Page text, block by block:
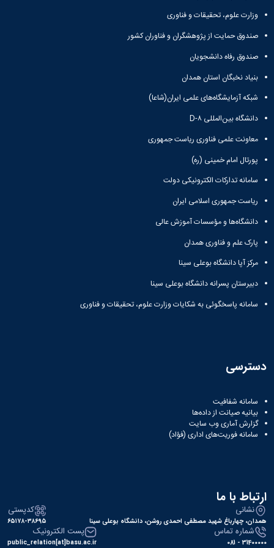
وزارت علوم، تحقیقات و فناوری
صندوق حمایت از پژوهشگران و فناوران کشور
صندوق رفاه دانشجویان
بنیاد نخبگان استان همدان
شبکه آزمایشگاه‌های علمی ایران(شاعا)
دانشگاه بین‌المللی D-۸
معاونت علمی فناوری ریاست جمهوری
پورتال امام خمینی (ره)
سامانه تدارکات الکترونیکی دولت
ریاست جمهوری اسلامی ایران
دانشگاه‌ها و مؤسسات آموزش عالی
پارک علم و فناوری همدان
مرکز آپا دانشگاه بوعلی سینا
دبیرستان پسرانه دانشگاه بوعلی سینا
سامانه پاسخگوئی به شکایات وزارت علوم، تحقیقات و فناوری
دسترسی
سامانه شفافیت
بیانیه صیانت از داده‌ها
گزارش آماری وب‌ سایت
سامانه فوریت‌های اداری (فؤاد)
ارتباط با ما
نشانی
همدان، چهارباغ شهید مصطفی احمدی روشن، دانشگاه بوعلی سینا
کدپستی
۶۵۱۷۸-۳۸۶۹۵
شماره تماس
31400000 - 081
پست الکترونیک
public_relation[at]basu.ac.ir